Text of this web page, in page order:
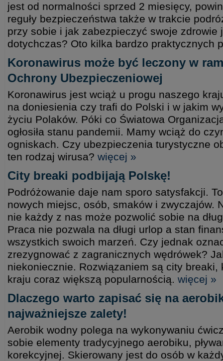
jest od normalności sprzed 2 miesięcy,
reguły bezpieczeństwa także w trakcie
przy sobie i jak zabezpieczyć swoje zdrowie
dotychczas? Oto kilka bardzo praktycznych
Koronawirus może być leczony w
Ochrony Ubezpieczeniowej
Koronawirus jest wciąż u progu naszego
na doniesienia czy trafi do Polski i w jakim
życiu Polaków. Póki co Światowa
ogłosiła stanu pandemii. Mamy wciąż do
ogniskach. Czy ubezpieczenia turystyczne
ten rodzaj wirusa? więcej »
City breaki podbijają Polskę!
Podróżowanie daje nam sporo satysfakcji.
nowych miejsc, osób, smaków i zwyczajów.
nie każdy z nas może pozwolić sobie na
Praca nie pozwala na długi urlop a stan
wszystkich swoich marzeń. Czy jednak
zrezygnować z zagranicznych wędrówek?
niekoniecznie. Rozwiązaniem są city
kraju coraz większą popularnością. więcej »
Dlaczego warto zapisać się na
najważniejsze zalety!
Aerobik wodny polega na wykonywaniu
sobie elementy tradycyjnego aerobiku,
korekcyjnej. Skierowany jest do osób w